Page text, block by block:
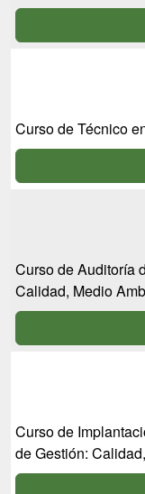
Curso de Técnico
Curso de Auditoría
Calidad, Medio
Curso de
de Gestión: